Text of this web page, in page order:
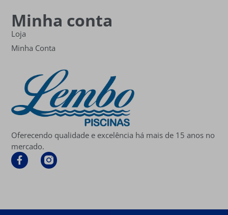
Oferecendo qualidade e excelência há mais de 15 anos no
mercado.
Minha conta
Loja
Minha Conta